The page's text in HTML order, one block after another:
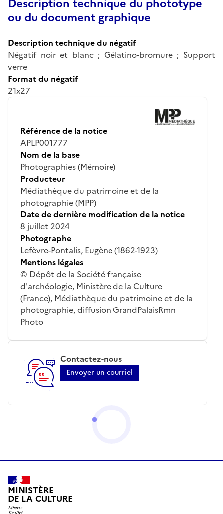
Description technique du phototype
ou du document graphique
Description technique du négatif
Négatif noir et blanc ; Gélatino-bromure ; Support
verre
Format du négatif
21x27
Référence de la notice
APLP001777
Nom de la base
Photographies (Mémoire)
Producteur
Médiathèque du patrimoine et de la
photographie (MPP)
Date de dernière modification de la notice
8 juillet 2024
Photographe
Lefèvre-Pontalis, Eugène (1862-1923)
Mentions légales
© Dépôt de la Société française
d'archéologie, Ministère de la Culture
(France), Médiathèque du patrimoine et de la
photographie, diffusion GrandPalaisRmn
Photo
Contactez-nous
Envoyer un courriel
MINISTÈRE
DE LA CULTURE